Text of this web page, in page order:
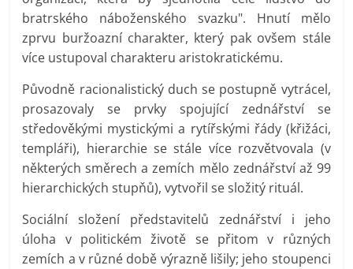
bratrského náboženského svazku". Hnutí mělo
zprvu buržoazní charakter, který pak ovšem stále
více ustupoval charakteru aristokratickému.
Původně racionalistický duch se postupně vytrácel,
prosazovaly se prvky spojující zednářství se
středověkými mystickými a rytířskými řády (křižáci,
templáři), hierarchie se stále více rozvětvovala (v
některých směrech a zemích mělo zednářství až 99
hierarchických stupňů), vytvořil se složitý rituál.
Sociální složení představitelů zednářství i jeho
úloha v politickém životě se přitom v různých
zemích a v různé době výrazně lišily; jeho stoupenci